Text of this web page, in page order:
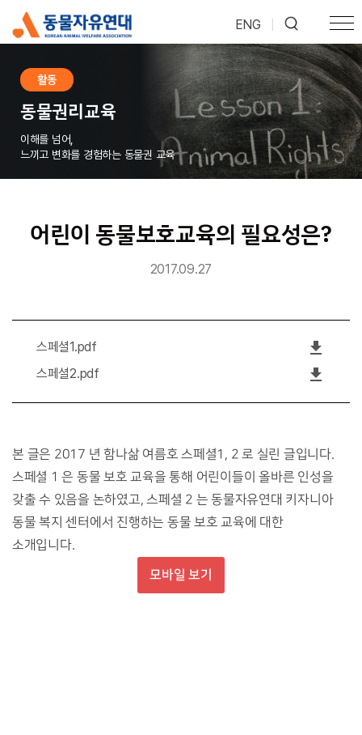
ENG
활동
동물권리교육
이해를 넘어,
느끼고 변화를 경험하는 동물권 교육
어린이 동물보호교육의 필요성은?
2017.09.27
스페셜1.pdf file_download
스페셜2.pdf file_download
본 글은 2017 년 함나삶 여름호 스페셜1, 2 로 실린 글입니다.
스페셜 1 은 동물 보호 교육을 통해 어린이들이 올바른 인성을
갖출 수 있음을 논하였고, 스페셜 2 는 동물자유연대 키자니아
동물 복지 센터에서 진행하는 동물 보호 교육에 대한
소개입니다.
모바일 보기